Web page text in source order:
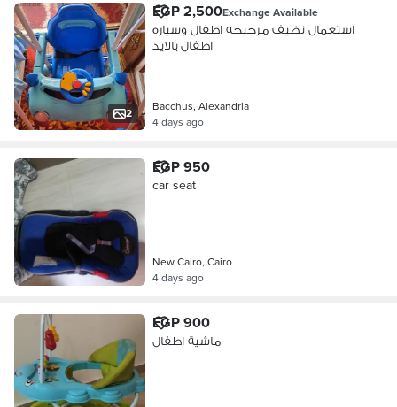
2
EGP 2,500Exchange Available
استعمال نظيف مرجيحه اطفال وسياره
اطفال بالايد
Bacchus, Alexandria
4 days ago
EGP 950
car seat
New Cairo, Cairo
4 days ago
EGP 900
ماشية اطفال